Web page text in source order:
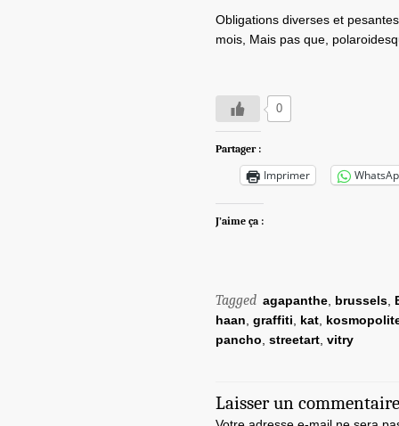
Obligations diverses et
mois, Mais pas que,
0
Partager :
Imprimer
J’aime ça :
Tagged agapanthe brussels
haan graffiti kat
pancho streetart vitry
Laisser un commentaire